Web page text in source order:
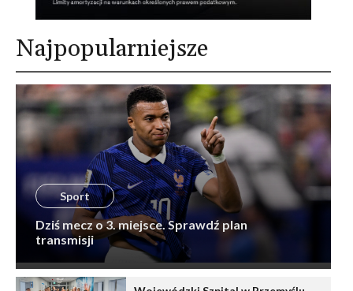
Najpopularniejsze
Sport
Dziś mecz o 3. miejsce. Sprawdź plan
transmisji